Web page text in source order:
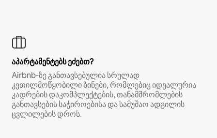
აპარტამენტებს ეძებთ?
Airbnb‑ზე განთავსებულია სრულად
კეთილმოწყობილი ბინები, რომლებიც იდეალურია
კადრების დაკომპლექტების, თანამშრომლების
განთავსების საჭიროებისა და სამუშაო ადგილის
ცვლილების დროს.